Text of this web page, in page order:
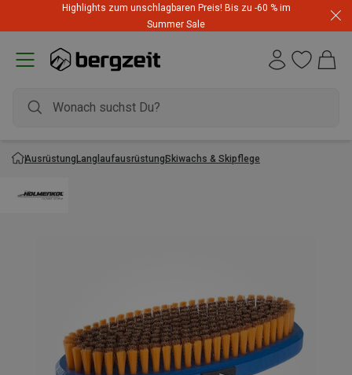
Highlights zum unschlagbaren Preis! Bis zu -60 % im
Summer Sale
AusrüstungLanglaufausrüstungSkiwachs & Skipflege